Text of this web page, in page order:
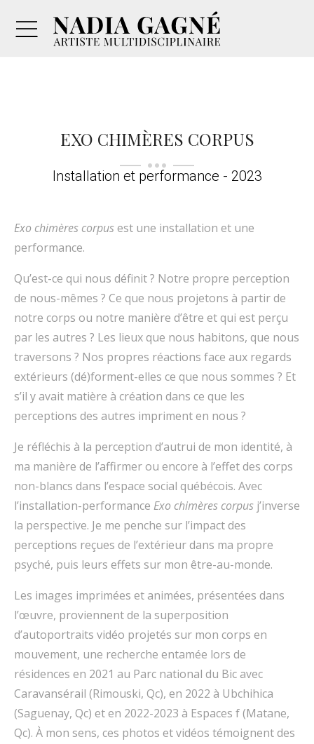
EXO CHIMÈRES CORPUS
Installation et performance - 2023
Exo chimères corpusest une installation et une
performance.
Qu’est-ce qui nous définit ? Notre propre perception
de nous-mêmes ? Ce que nous projetons à partir de
notre corps ou notre manière d’être et qui est perçu
par les autres ? Les lieux que nous habitons, que nous
traversons ? Nos propres réactions face aux regards
extérieurs (dé)forment-elles ce que nous sommes ? Et
s’il y avait matière à création dans ce que les
perceptions des autres impriment en nous ?
Je réfléchis à la perception d’autrui de mon identité, à
ma manière de l’affirmer ou encore à l’effet des corps
non-blancs dans l’espace social québécois. Avec
l’installation-performance Exo chimères corpus j’inverse
la perspective. Je me penche sur l’impact des
perceptions reçues de l’extérieur dans ma propre
psyché, puis leurs effets sur mon être-au-monde.
Les images imprimées et animées, présentées dans
l’œuvre, proviennent de la superposition
d’autoportraits vidéo projetés sur mon corps en
mouvement, une recherche entamée lors de
résidences en 2021 au Parc national du Bic avec
Caravansérail (Rimouski, Qc), en 2022 à Ubchihica
(Saguenay, Qc) et en 2022-2023 à Espaces f (Matane,
Qc). À mon sens, ces photos et vidéos témoignent des